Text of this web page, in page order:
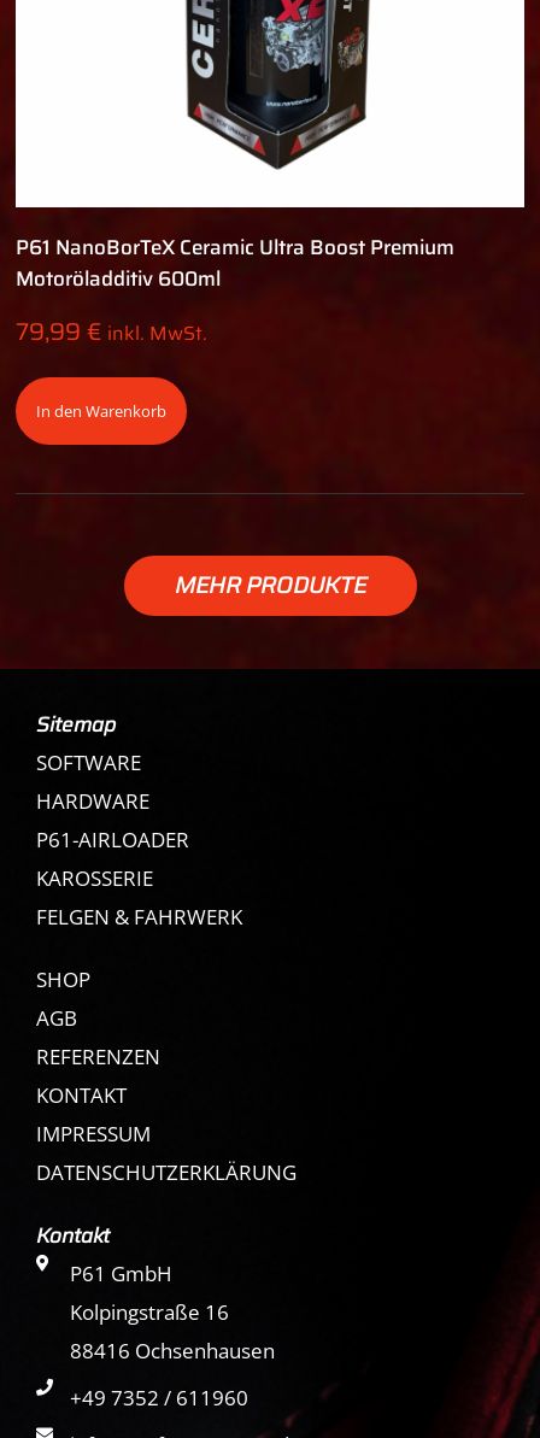
P61 NanoBorTeX Ceramic Ultra Boost Premium
Motoröladditiv 600ml
79,99€ inkl. MwSt.
In den Warenkorb
MEHR PRODUKTE
Kontakt
P61 GmbH
Kolpingstraße 16
88416 Ochsenhausen
+49 7352 / 611960
Sitemap
SOFTWARE
HARDWARE
P61-AIRLOADER
KAROSSERIE
FELGEN & FAHRWERK
SHOP
AGB
REFERENZEN
KONTAKT
IMPRESSUM
DATENSCHUTZERKLÄRUNG